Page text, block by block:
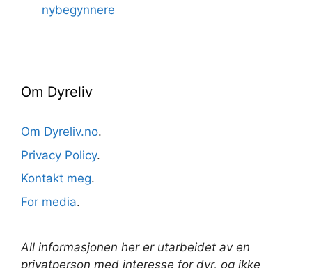
nybegynnere
Om Dyreliv
Om Dyreliv.no.
Privacy Policy.
Kontakt meg.
For media.
All informasjonen her er utarbeidet av en
privatperson med interesse for dyr, og ikke